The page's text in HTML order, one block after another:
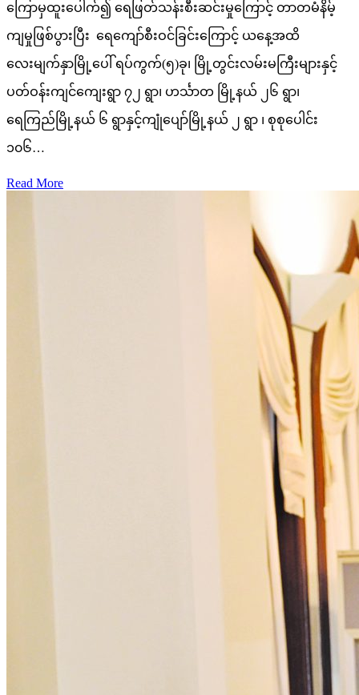
ကြောမှထူးပေါက်၍ ရေဖြတ်သန်းစီးဆင်းမှုကြောင့် တာတမံနိမ့်
ကျမှုဖြစ်ပွားပြီး ရေကျော်စီးဝင်ခြင်းကြောင့် ယနေ့အထိ
လေးမျက်နှာမြို့ပေါ် ရပ်ကွက်(၅)ခု၊ မြို့တွင်းလမ်းမကြီးများနှင့်
ပတ်ဝန်းကျင်ကျေးရွာ ၇၂ ရွာ၊ ဟင်္သာတ မြို့နယ် ၂၆ ရွာ၊
ရေကြည်မြို့နယ် ၆ ရွာနှင့်ကျုံပျော်မြို့နယ် ၂ ရွာ ၊ စုစုပေါင်း
၁၀၆…
Read More